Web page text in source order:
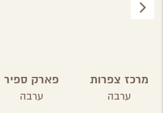
מרכז צפרות
בערבה
התיכונה
ערבה
פארק ספיר
ערבה